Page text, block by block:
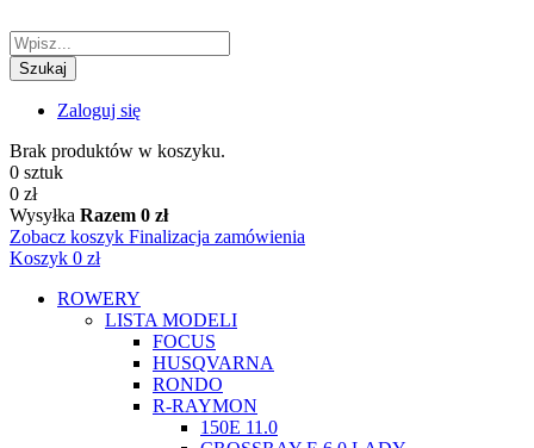
Szukaj
Zaloguj się
Brak produktów w koszyku.
0 sztuk
0 zł
Wysyłka Razem 0 zł
Zobacz koszyk Finalizacja zamówienia
Koszyk 0 zł
ROWERY
LISTA MODELI
FOCUS
HUSQVARNA
RONDO
R-RAYMON
150E 11.0